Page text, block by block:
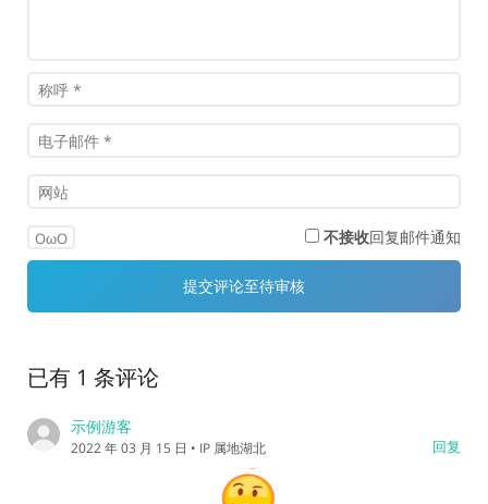
OωO 不接收回复邮件通知
已有 1 条评论
示例游客
回复
2022 年 03 月 15 日 • IP 属地湖北